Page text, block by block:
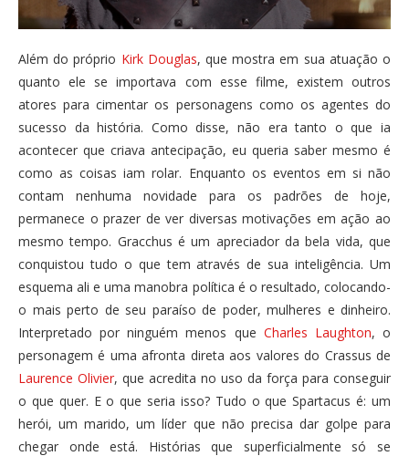
Além do próprio Kirk Douglas, que mostra em sua atuação o
quanto ele se importava com esse filme, existem outros
atores para cimentar os personagens como os agentes do
sucesso da história. Como disse, não era tanto o que ia
acontecer que criava antecipação, eu queria saber mesmo é
como as coisas iam rolar. Enquanto os eventos em si não
contam nenhuma novidade para os padrões de hoje,
permanece o prazer de ver diversas motivações em ação ao
mesmo tempo. Gracchus é um apreciador da bela vida, que
conquistou tudo o que tem através de sua inteligência. Um
esquema ali e uma manobra política é o resultado, colocando-
o mais perto de seu paraíso de poder, mulheres e dinheiro.
Interpretado por ninguém menos que Charles Laughton, o
personagem é uma afronta direta aos valores do Crassus de
Laurence Olivier, que acredita no uso da força para conseguir
o que quer. E o que seria isso? Tudo o que Spartacus é: um
herói, um marido, um líder que não precisa dar golpe para
chegar onde está. Histórias que superficialmente só se